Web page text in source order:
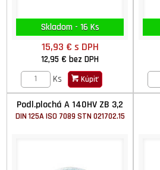
Skladom - 16 Ks
15,93 € s DPH
12,95 €bez DPH
Ks
Kúpiť
Podl.plochá A 140HV ZB 3,2
DIN 125A ISO 7089 STN 021702.15